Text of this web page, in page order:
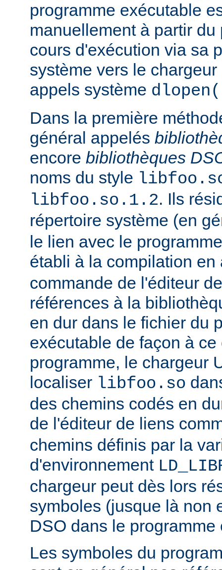
programme exécutable
manuellement à partir du
cours d'exécution via sa
système vers le
appels système
Dans la première
général appelés
encore bibliothèques
noms du style
libfoo.so.1.2. Ils
répertoire système (en
le lien avec le
établi à la compilation
commande de l'éditeur
références à la
en dur dans le fichier du
exécutable de façon à
programme, le chargeur
localiser libfoo.so
des chemins codés en
de l'éditeur de liens
chemins définis par la
d'environnement
chargeur peut dès lors
symboles (jusque là non
DSO dans le programme
Les symboles du